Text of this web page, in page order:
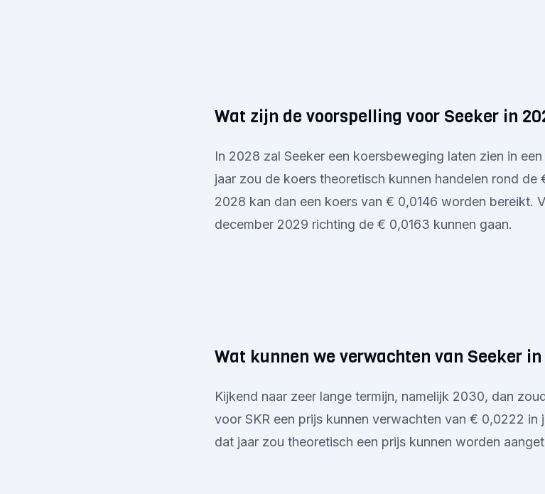
Wat zijn de voorspelling voor Seeker in
In 2028 zal Seeker een koersbeweging laten zien in
jaar zou de koers theoretisch kunnen handelen rond de
2028 kan dan een koers van € 0,0146 worden bereikt.
december 2029 richting de € 0,0163 kunnen gaan.
Wat kunnen we verwachten van Seeker in
Kijkend naar zeer lange termijn, namelijk 2030, dan
voor SKR een prijs kunnen verwachten van € 0,0222 in
dat jaar zou theoretisch een prijs kunnen worden